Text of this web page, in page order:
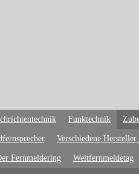
Funktechnik
Verschiedene
Fernmeldering Weltfernmeldetag